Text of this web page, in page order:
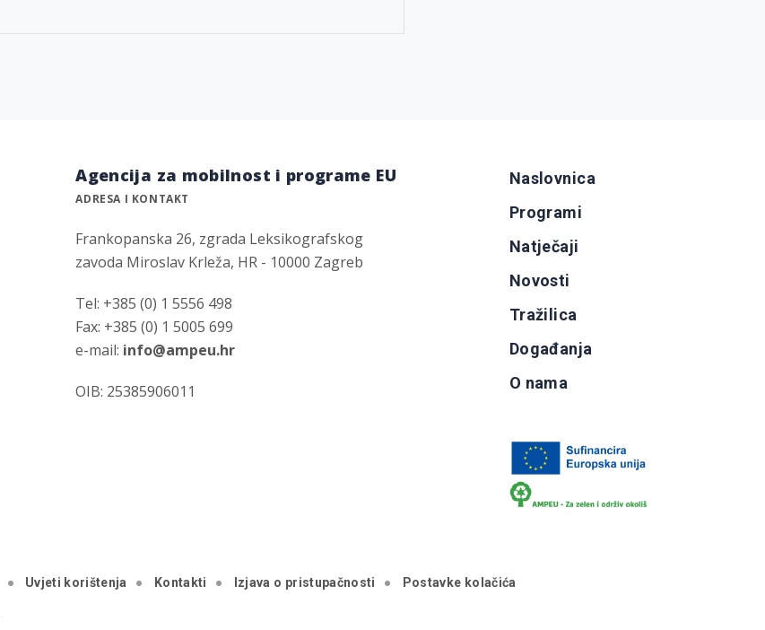
Agencija za mobilnost i programe EU
ADRESA I KONTAKT
Frankopanska 26, zgrada Leksikografskog
zavoda Miroslav Krleža, HR - 10000 Zagreb
Tel: +385 (0) 1 5556 498
Fax: +385 (0) 1 5005 699
e-mail: info@ampeu.hr
OIB: 25385906011
Naslovnica
Programi
Natječaji
Novosti
Tražilica
Događanja
O nama
Uvjeti korištenja Kontakti Izjava o pristupačnosti Postavke kolačića